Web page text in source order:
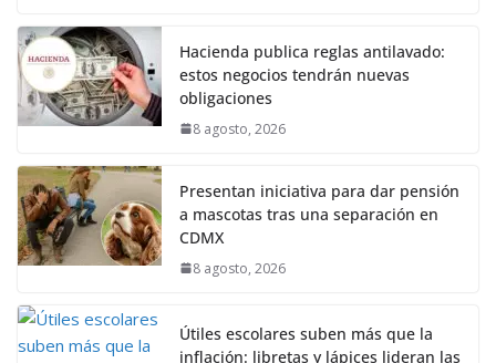
Hacienda publica reglas antilavado:
estos negocios tendrán nuevas
obligaciones
8 agosto, 2026
Presentan iniciativa para dar pensión
a mascotas tras una separación en
CDMX
8 agosto, 2026
Útiles escolares suben más que la
inflación: libretas y lápices lideran las